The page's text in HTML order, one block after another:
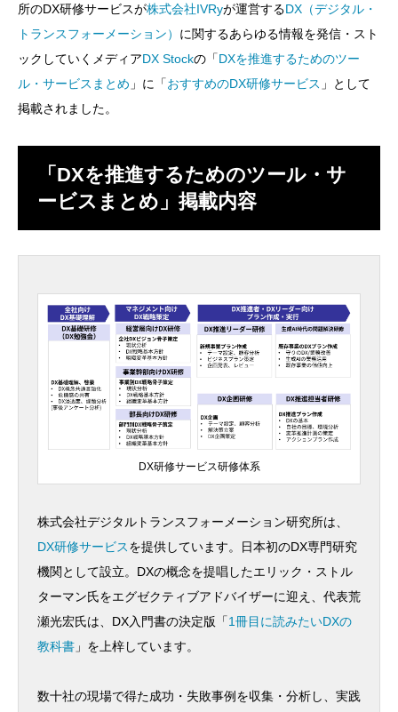
所のDX研修サービスが株式会社IVRyが運営するDX（デジタル・
トランスフォーメーション） に関するあらゆる情報を発信・スト
ックしていくメディアDX Stockの「DXを推進するためのツー
ル・サービスまとめ 」に「おすすめのDX研修サービス 」として
掲載されました。
「DXを推進するためのツール・サ
ービスまとめ」掲載内容
DX研修サービス研修体系
株式会社デジタルトランスフォーメーション研究所は、
DX研修サービスを提供しています。日本初のDX専門研究
機関として設立。DXの概念を提唱したエリック・ストル
ターマン氏をエグゼクティブアドバイザーに迎え、代表荒
瀬光宏氏は、DX入門書の決定版「1冊目に読みたいDXの
教科書 」を上梓しています。
数十社の現場で得た成功・失敗事例を収集・分析し、実践